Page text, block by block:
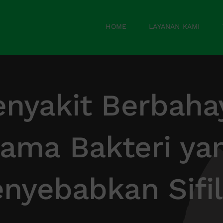
HOME LAYANAN KAMI
Bakteri